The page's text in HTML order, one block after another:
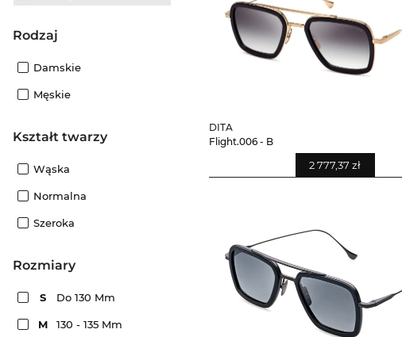
Rodzaj
Damskie
Męskie
Kształt twarzy
Wąska
Normalna
Szeroka
rozmiary
S Do 130 Mm
M 130 - 135 Mm
DITA
Flight.006 - B
2 777,37 zł